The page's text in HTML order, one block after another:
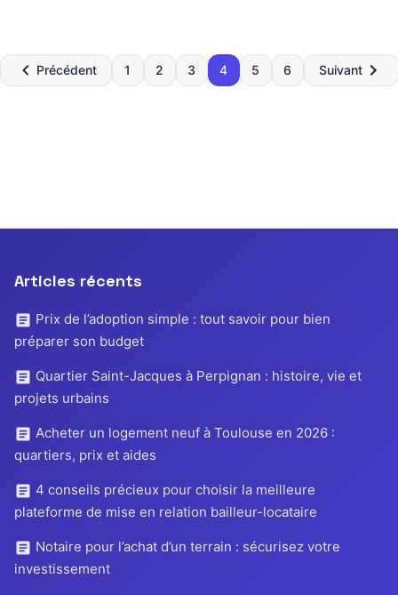
Pagination
des
Précédent 1 2 3 4 5 6 Suivant
Articles récents
Prix de l’adoption simple : tout savoir pour bien
préparer son budget
Quartier Saint-Jacques à Perpignan : histoire, vie et
projets urbains
Acheter un logement neuf à Toulouse en 2026 :
quartiers, prix et aides
4 conseils précieux pour choisir la meilleure
plateforme de mise en relation bailleur-locataire
Notaire pour l’achat d’un terrain : sécurisez votre
investissement